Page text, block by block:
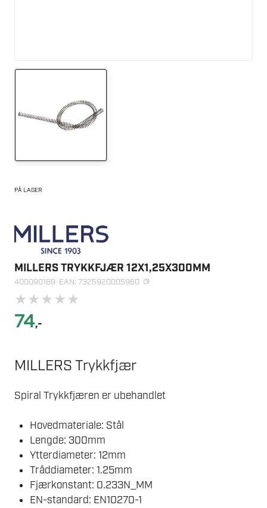
PÅ LAGER
MILLERS TRYKKFJÆR 12X1,25X300MM
400090189· EAN: 7325920005960
★★★★★
74,-
MILLERS Trykkfjær
Spiral Trykkfjæren er ubehandlet
Hovedmateriale: Stål
Lengde: 300mm
Ytterdiameter: 12mm
Tråddiameter: 1.25mm
Fjærkonstant: 0.233N_MM
EN-standard: EN10270-1